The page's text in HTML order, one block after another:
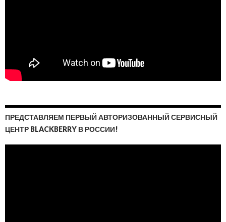
ПРЕДСТАВЛЯЕМ ПЕРВЫЙ АВТОРИЗОВАННЫЙ СЕРВИСНЫЙ
ЦЕНТР BLACKBERRY В РОССИИ!